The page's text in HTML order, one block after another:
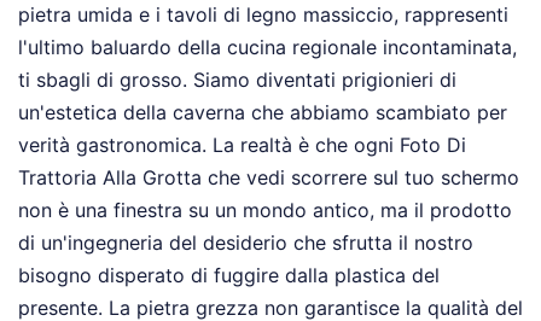
pietra umida e i tavoli di legno massiccio, rappresenti
l'ultimo baluardo della cucina regionale incontaminata,
ti sbagli di grosso. Siamo diventati prigionieri di
un'estetica della caverna che abbiamo scambiato per
verità gastronomica. La realtà è che ogni Foto Di
Trattoria Alla Grotta che vedi scorrere sul tuo schermo
non è una finestra su un mondo antico, ma il prodotto
di un'ingegneria del desiderio che sfrutta il nostro
bisogno disperato di fuggire dalla plastica del
presente. La pietra grezza non garantisce la qualità del